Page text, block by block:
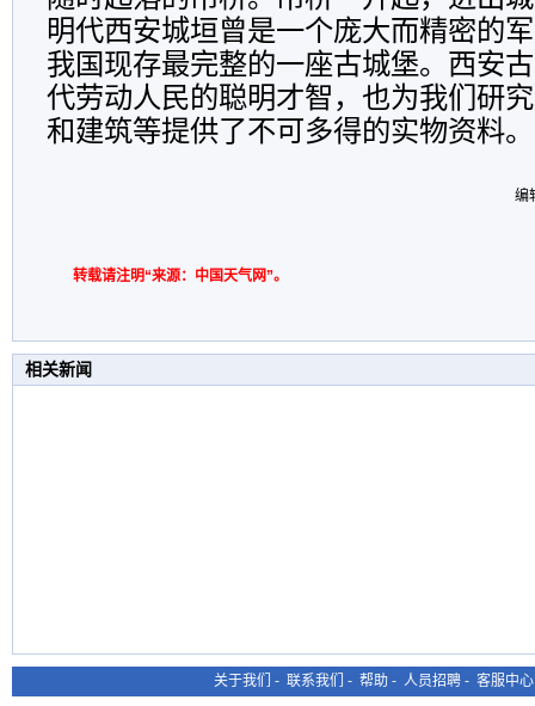
明代西安城垣曾是一个庞大而精密的
我国现存最完整的一座古城堡。西安
代劳动人民的聪明才智，也为我们研
和建筑等提供了不可多得的实物资料。
编
转载请注明“来源：中国天气网”。
相关新闻
关于我们 - 联系我们 - 帮助 - 人员招聘 - 客服中心